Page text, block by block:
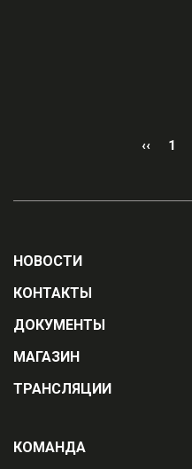
‹‹ 1
НОВОСТИ
КОНТАКТЫ
ДОКУМЕНТЫ
МАГАЗИН
ТРАНСЛЯЦИИ
КОМАНДА